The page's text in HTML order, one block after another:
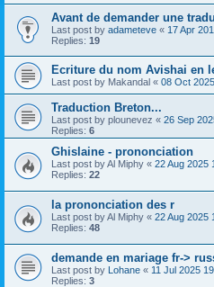
Avant de demander une
Last post by adameteve « 17 Apr
Replies: 19
Ecriture du nom Avishai en
Last post by Makandal « 08 Oct
Traduction Breton...
Last post by plounevez « 26 Sep
Replies: 6
Ghislaine - prononciation
Last post byAl Miphy « 22 Aug 2025
Replies: 22
la prononciation des r
Last post byAl Miphy « 22 Aug 2025
Replies: 48
demande en mariage fr->
Last post by Lohane « 11 Jul 2025
Replies: 3